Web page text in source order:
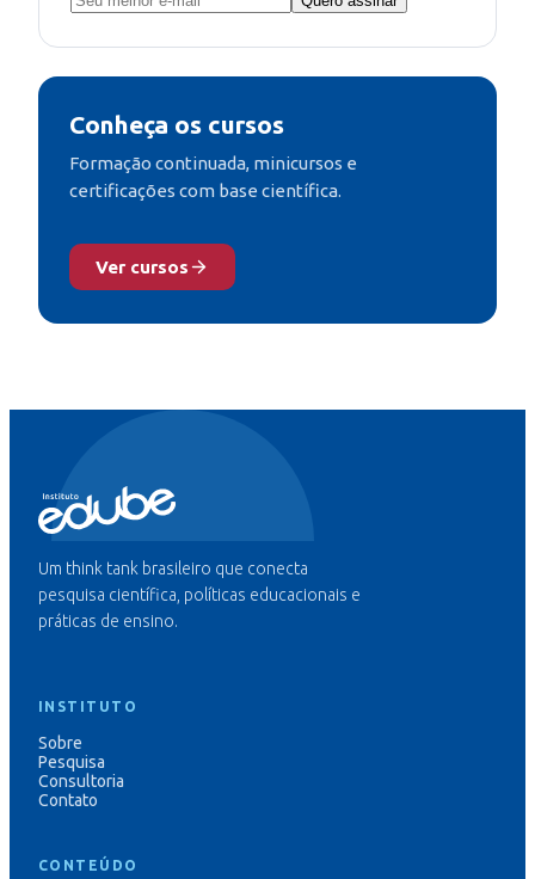
Conheça os cursos
Formação continuada, minicursos e
certificações com base científica.
Ver cursos
Um think tank brasileiro que conecta
pesquisa científica, políticas educacionais e
práticas de ensino.
INSTITUTO
Sobre
Pesquisa
Consultoria
Contato
CONTEÚDO